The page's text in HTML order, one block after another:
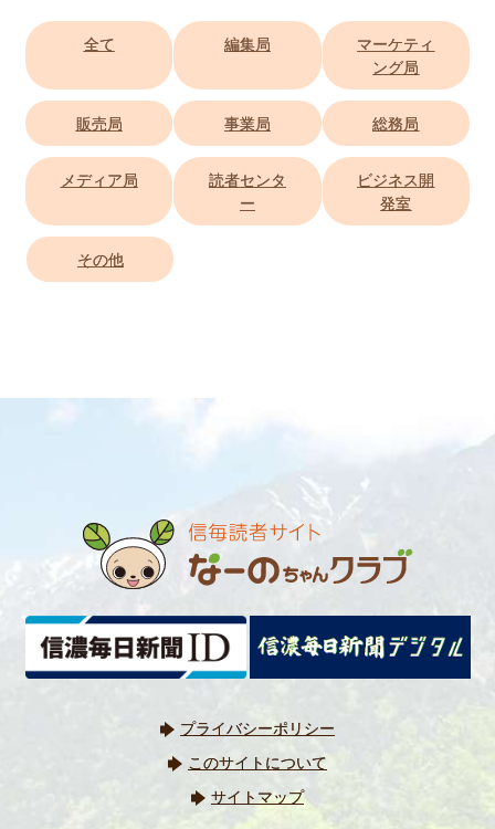
全て 編集局
マーケティ
ング局
販売局 事業局 総務局
メディア局
読者センタ
ー
ビジネス開
発室
その他
プライバシーポリシー
このサイトについて
サイトマップ